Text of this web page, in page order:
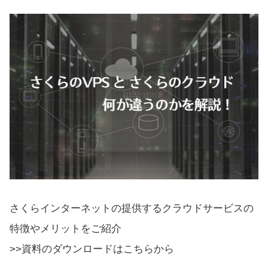
さくらインターネットの提供するクラウドサービスの
特徴やメリットをご紹介
>>資料のダウンロードはこちらから